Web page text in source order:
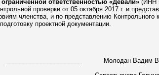
ответственностью «Девали» (ИНН
проверки от 05 октября 2017 г. и
членства, и по представлению Контрольного
проектной документации.
______________________ Молодан Вадим